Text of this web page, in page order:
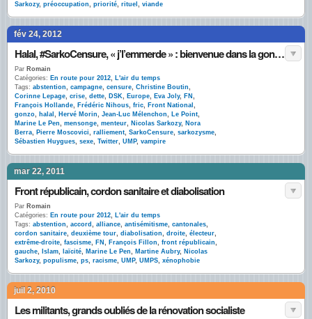
Sarkozy, préoccupation, priorité, rituel , viande
fév 24, 2012
Halal, #SarkoCensure, « j’l’emmerde » : bienvenue dans la gonzo-campagne présidentielle
Par Romain
Catégories: En route pour 2012, L'air du temps
Tags: abstention, campagne, censure, Christine Boutin,
Corinne Lepage, crise, dette, DSK, Europe, Eva Joly, FN ,
François Hollande, Frédéric Nihous, fric, Front National ,
gonzo, halal , Hervé Morin, Jean-Luc Mélenchon, Le Point,
Marine Le Pen, mensonge, menteur, Nicolas Sarkozy, Nora
Berra, Pierre Moscovici, ralliement, SarkoCensure, sarkozysme,
Sébastien Huygues, sexe, Twitter, UMP, vampire
mar 22, 2011
Front républicain, cordon sanitaire et diabolisation
Par Romain
Catégories: En route pour 2012, L'air du temps
Tags: abstention, accord , alliance, antisémitisme, cantonales,
cordon sanitaire, deuxième tour, diabolisation, droite, électeur,
extrême-droite, fascisme, FN , François Fillon, front républicain,
gauche, Islam, laïcité, Marine Le Pen, Martine Aubry, Nicolas
Sarkozy, populisme, ps, racisme, UMP, UMPS, xénophobie
juil 2, 2010
Les militants, grands oubliés de la rénovation socialiste